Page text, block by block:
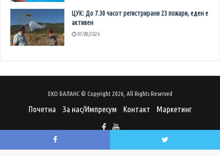
ЦУК: До 7.30 часот регистрирани 23 пожари, еден е
активен
07/08/2026
ЕКО БАЛАНС © Copyright 2026, All Rights Reserved
Почетна За нас/Импресум Контакт Маркетинг
Facebook Twitter